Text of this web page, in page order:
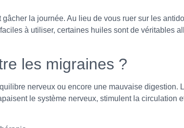
la journée. Au lieu de vous ruer sur les
à utiliser, certaines huiles sont de véritables
les migraines ?
nerveux ou encore une mauvaise digestion.
le système nerveux, stimulent la circulation